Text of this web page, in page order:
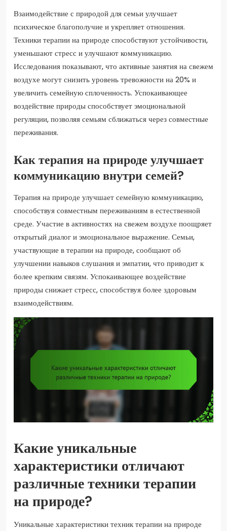
Взаимодействие с природой для семьи улучшает
психическое благополучие и укрепляет отношения.
Техники терапии на природе способствуют устойчивости,
уменьшают стресс и улучшают коммуникацию.
Исследования показывают, что активные занятия на свежем
воздухе могут снизить уровень тревожности на 20% и
увеличить семейную сплоченность. Успокаивающее
воздействие природы способствует эмоциональной
регуляции, позволяя семьям сближаться через совместные
переживания.
Как терапия на природе улучшает
коммуникацию внутри семей?
Терапия на природе улучшает семейную коммуникацию,
способствуя совместным переживаниям в естественной
среде. Участие в активностях на свежем воздухе поощряет
открытый диалог и эмоциональное выражение. Семьи,
участвующие в терапии на природе, сообщают об
улучшении навыков слушания и эмпатии, что приводит к
более крепким связям. Успокаивающее воздействие
природы снижает стресс, способствуя более здоровым
взаимодействиям.
Какие уникальные
характеристики отличают
различные техники терапии
на природе?
Уникальные характеристики техник терапии на природе